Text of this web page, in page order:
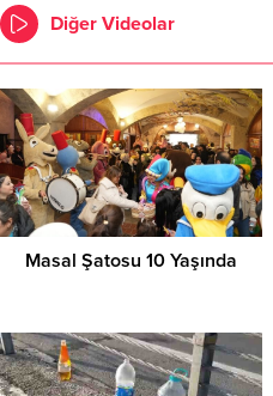
Diğer Videolar
Masal Şatosu 10 Yaşında